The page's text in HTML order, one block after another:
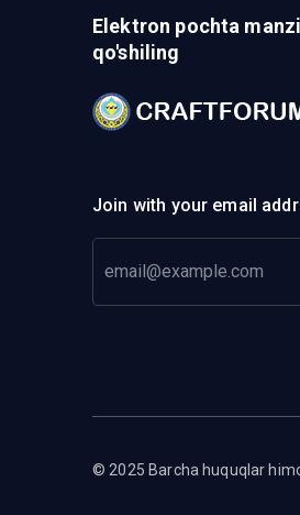
Elektron pochta
qo'shiling
Join with your email
© 2025 Barcha huquqlar